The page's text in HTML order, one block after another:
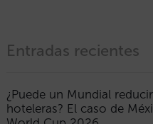
Entradas recientes
¿Puede un Mundial
hoteleras? El caso de